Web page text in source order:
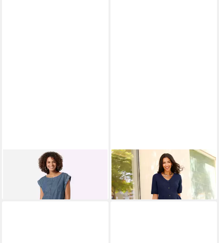
Etuikleid Kleid Kurzarm
ab 13,99 € 34,99 €
SIEH AN!
Etuikleid Kleid
Kurzarm
55,00 €